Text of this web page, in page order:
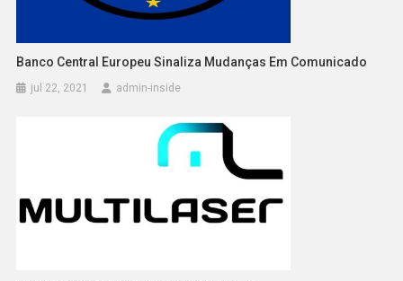
Banco Central Europeu Sinaliza Mudanças Em Comunicado
jul 22, 2021 admin-inside